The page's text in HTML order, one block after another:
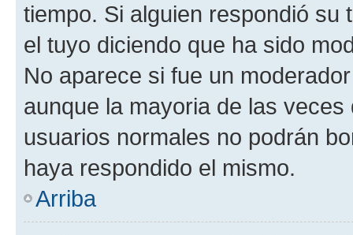
tiempo. Si alguien respondió
el tuyo diciendo que ha sido
No aparece si fue un
aunque la mayoria de las
usuarios normales no podrán
haya respondido el mismo.
Arriba